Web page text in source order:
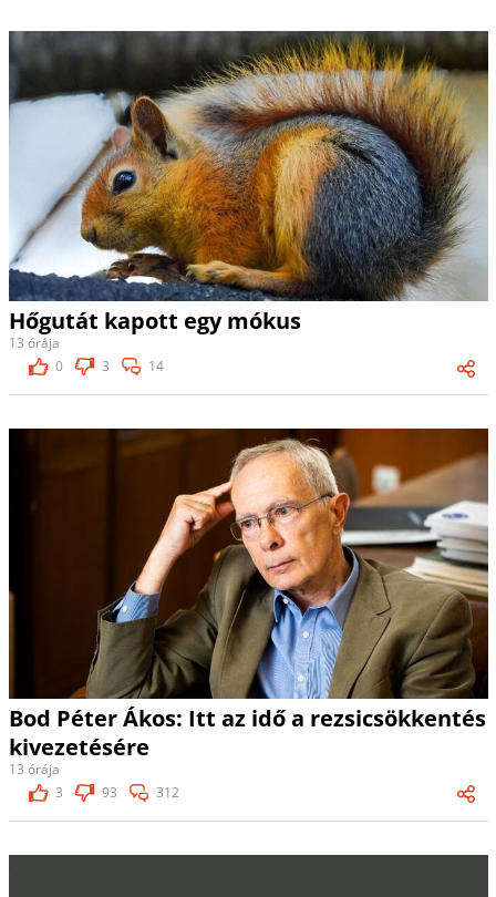
Hőgutát kapott egy mókus
13 órája
0
3 14
Bod Péter Ákos: Itt az idő a rezsicsökkentés
kivezetésére
13 órája
3
93 312